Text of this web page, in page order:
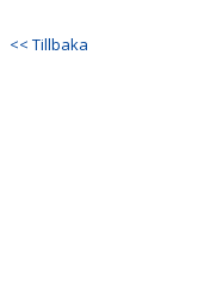
<< Tillbaka